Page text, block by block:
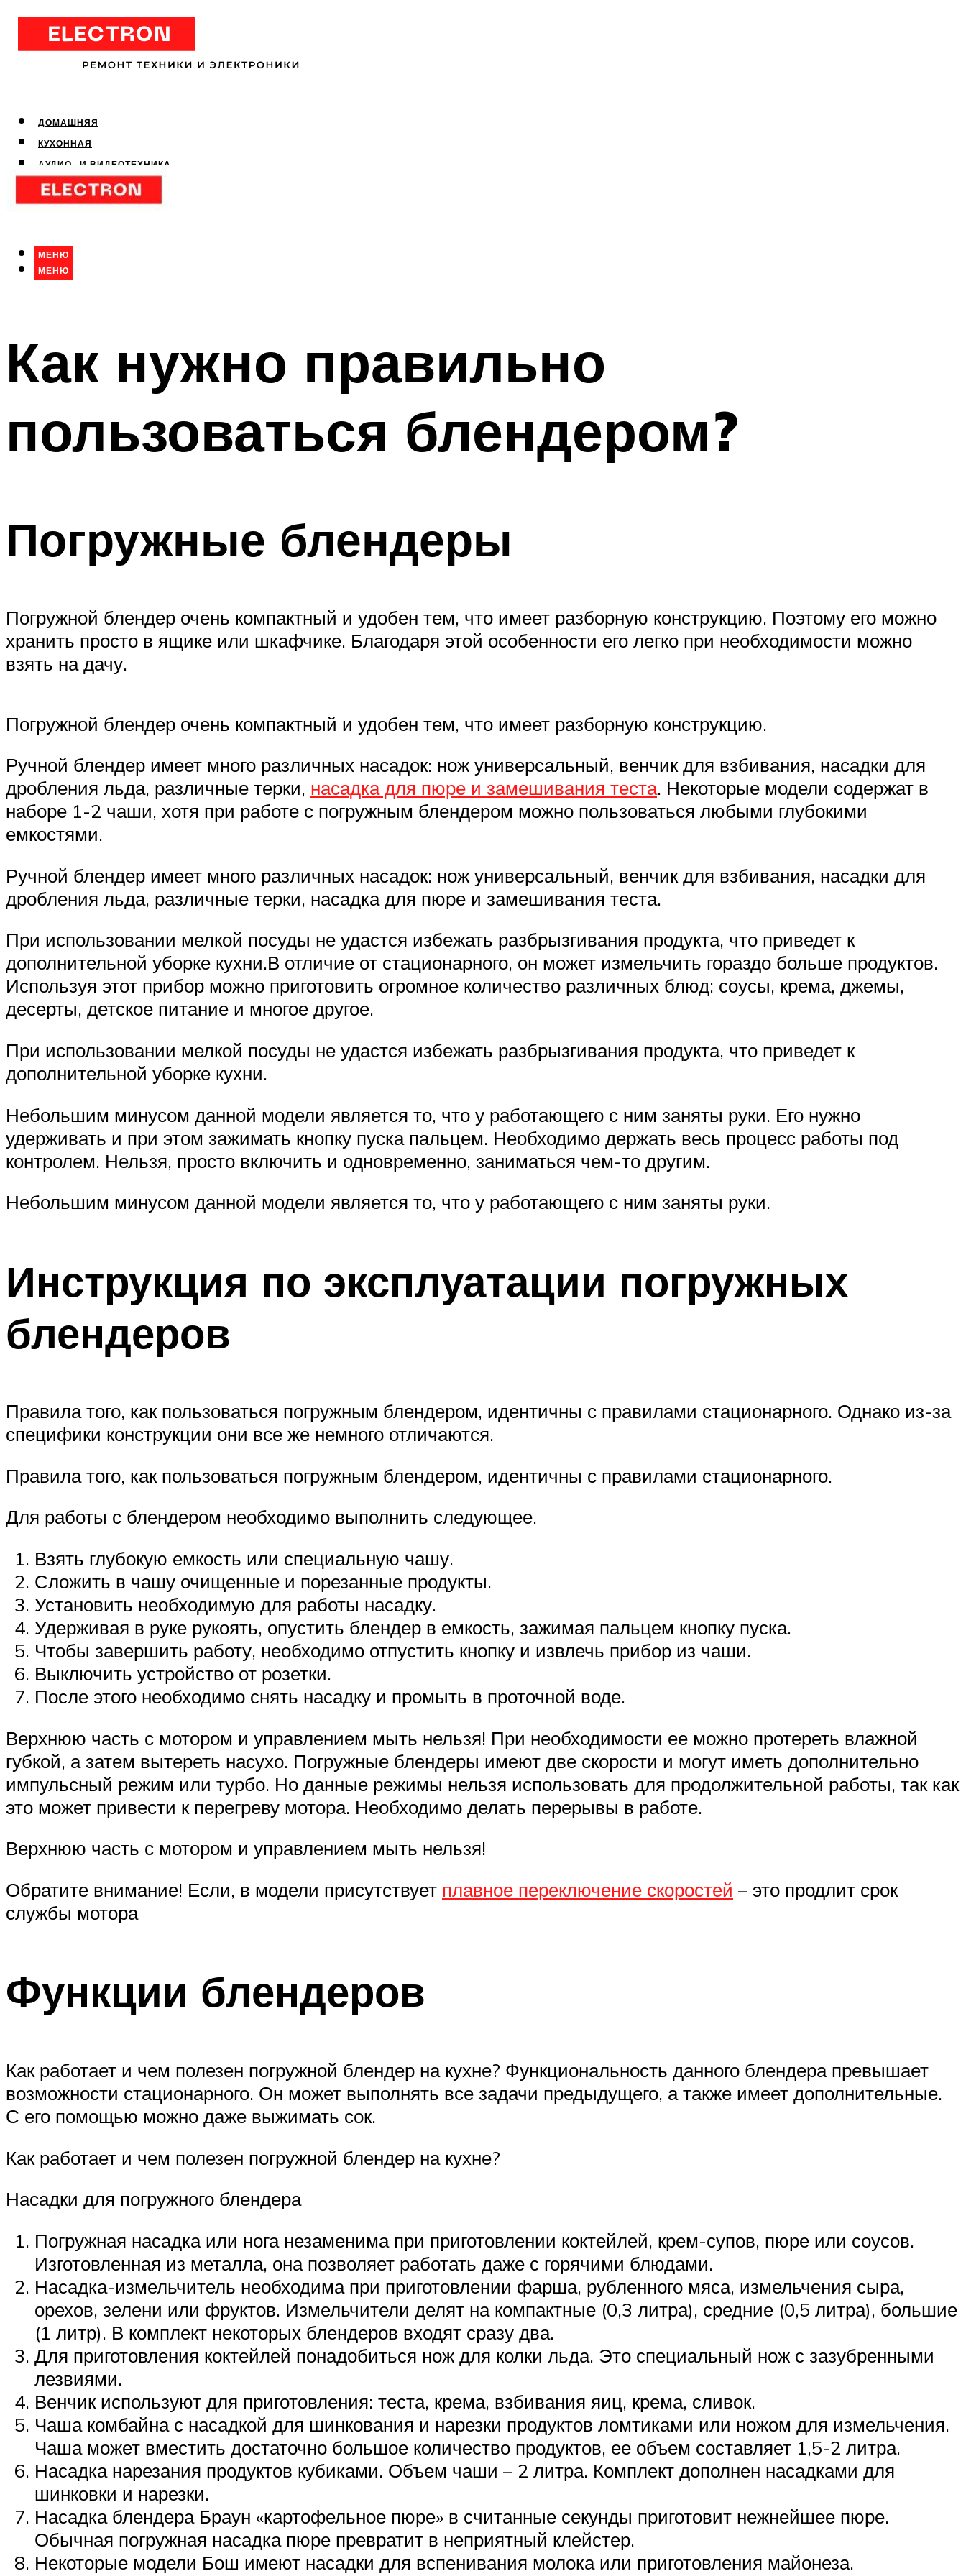
ДОМАШНЯЯ
КУХОННАЯ
АУДИО- И ВИДЕОТЕХНИКА
КЛИМАТИЧЕСКАЯ
ДЛЯ КРАСОТЫ
МЕНЮ
МЕНЮ
Как нужно правильно
пользоваться блендером?
Погружные блендеры
Погружной блендер очень компактный и удобен тем, что имеет разборную конструкцию. Поэтому его можно
хранить просто в ящике или шкафчике. Благодаря этой особенности его легко при необходимости можно
взять на дачу.
Погружной блендер очень компактный и удобен тем, что имеет разборную конструкцию.
Ручной блендер имеет много различных насадок: нож универсальный, венчик для взбивания, насадки для
дробления льда, различные терки, насадка для пюре и замешивания теста. Некоторые модели содержат в
наборе 1-2 чаши, хотя при работе с погружным блендером можно пользоваться любыми глубокими
емкостями.
Ручной блендер имеет много различных насадок: нож универсальный, венчик для взбивания, насадки для
дробления льда, различные терки, насадка для пюре и замешивания теста.
При использовании мелкой посуды не удастся избежать разбрызгивания продукта, что приведет к
дополнительной уборке кухни.В отличие от стационарного, он может измельчить гораздо больше продуктов.
Используя этот прибор можно приготовить огромное количество различных блюд: соусы, крема, джемы,
десерты, детское питание и многое другое.
При использовании мелкой посуды не удастся избежать разбрызгивания продукта, что приведет к
дополнительной уборке кухни.
Небольшим минусом данной модели является то, что у работающего с ним заняты руки. Его нужно
удерживать и при этом зажимать кнопку пуска пальцем. Необходимо держать весь процесс работы под
контролем. Нельзя, просто включить и одновременно, заниматься чем-то другим.
Небольшим минусом данной модели является то, что у работающего с ним заняты руки.
Инструкция по эксплуатации погружных
блендеров
Правила того, как пользоваться погружным блендером, идентичны с правилами стационарного. Однако из-за
специфики конструкции они все же немного отличаются.
Правила того, как пользоваться погружным блендером, идентичны с правилами стационарного.
Для работы с блендером необходимо выполнить следующее.
Взять глубокую емкость или специальную чашу.
Сложить в чашу очищенные и порезанные продукты.
Установить необходимую для работы насадку.
Удерживая в руке рукоять, опустить блендер в емкость, зажимая пальцем кнопку пуска.
Чтобы завершить работу, необходимо отпустить кнопку и извлечь прибор из чаши.
Выключить устройство от розетки.
После этого необходимо снять насадку и промыть в проточной воде.
Верхнюю часть с мотором и управлением мыть нельзя! При необходимости ее можно протереть влажной
губкой, а затем вытереть насухо. Погружные блендеры имеют две скорости и могут иметь дополнительно
импульсный режим или турбо. Но данные режимы нельзя использовать для продолжительной работы, так как
это может привести к перегреву мотора. Необходимо делать перерывы в работе.
Верхнюю часть с мотором и управлением мыть нельзя!
Обратите внимание! Если, в модели присутствует плавное переключение скоростей – это продлит срок
службы мотора
Функции блендеров
Как работает и чем полезен погружной блендер на кухне? Функциональность данного блендера превышает
возможности стационарного. Он может выполнять все задачи предыдущего, а также имеет дополнительные.
С его помощью можно даже выжимать сок.
Как работает и чем полезен погружной блендер на кухне?
Насадки для погружного блендера
Погружная насадка или нога незаменима при приготовлении коктейлей, крем-супов, пюре или соусов.
Изготовленная из металла, она позволяет работать даже с горячими блюдами.
Насадка-измельчитель необходима при приготовлении фарша, рубленного мяса, измельчения сыра,
орехов, зелени или фруктов. Измельчители делят на компактные (0,3 литра), средние (0,5 литра), большие
(1 литр). В комплект некоторых блендеров входят сразу два.
Для приготовления коктейлей понадобиться нож для колки льда. Это специальный нож с зазубренными
лезвиями.
Венчик используют для приготовления: теста, крема, взбивания яиц, крема, сливок.
Чаша комбайна с насадкой для шинкования и нарезки продуктов ломтиками или ножом для измельчения.
Чаша может вместить достаточно большое количество продуктов, ее объем составляет 1,5-2 литра.
Насадка нарезания продуктов кубиками. Объем чаши – 2 литра. Комплект дополнен насадками для
шинковки и нарезки.
Насадка блендера Браун «картофельное пюре» в считанные секунды приготовит нежнейшее пюре.
Обычная погружная насадка пюре превратит в неприятный клейстер.
Некоторые модели Бош имеют насадки для вспенивания молока или приготовления майонеза.